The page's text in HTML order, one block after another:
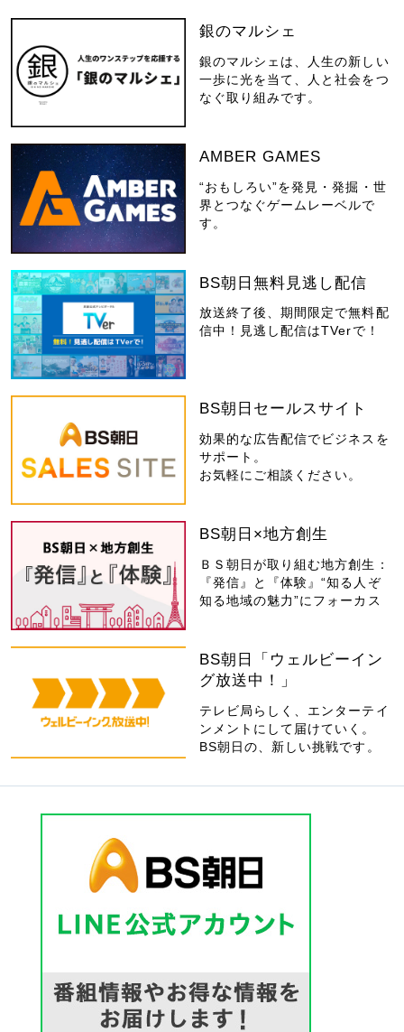
銀のマルシェ
銀のマルシェは、人生の新しい
一歩に光を当て、人と社会をつ
なぐ取り組みです。
AMBER GAMES
“おもしろい”を発見・発掘・世
界とつなぐゲームレーベルで
す。
BS朝日無料見逃し配信
放送終了後、期間限定で無料配
信中！見逃し配信はTVerで！
BS朝日セールスサイト
効果的な広告配信でビジネスを
サポート。
お気軽にご相談ください。
BS朝日×地方創生
ＢＳ朝日が取り組む地方創生：
『発信』と『体験』“知る人ぞ
知る地域の魅力”にフォーカス
BS朝日「ウェルビーイン
グ放送中！」
テレビ局らしく、エンターテイ
ンメントにして届けていく。
BS朝日の、新しい挑戦です。